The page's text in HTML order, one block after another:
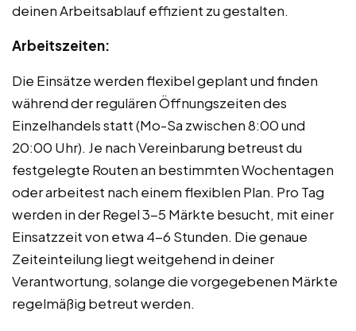
deinen Arbeitsablauf effizient zu gestalten.
Arbeitszeiten:
Die Einsätze werden flexibel geplant und finden
während der regulären Öffnungszeiten des
Einzelhandels statt (Mo-Sa zwischen 8:00 und
20:00 Uhr). Je nach Vereinbarung betreust du
festgelegte Routen an bestimmten Wochentagen
oder arbeitest nach einem flexiblen Plan. Pro Tag
werden in der Regel 3-5 Märkte besucht, mit einer
Einsatzzeit von etwa 4-6 Stunden. Die genaue
Zeiteinteilung liegt weitgehend in deiner
Verantwortung, solange die vorgegebenen Märkte
regelmäßig betreut werden.